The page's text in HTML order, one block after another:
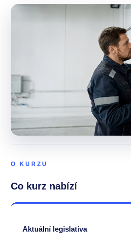
O KURZU
Co kurz nabízí
Aktuální legislativa